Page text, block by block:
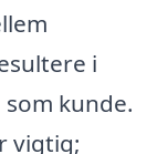
i
kunde.
vigtig;